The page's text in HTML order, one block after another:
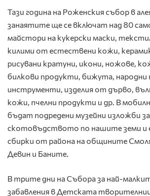
Тази година на Роженския събор в
занаятите ще се включат над 80
майстори на кукерски маски,
килими от естествени кожи,
рисувани кратуни, икони, ножове,
билкови продукти, бижута, народни
инструменти, изделия от дърво,
кожи, пчелни продукти и др. В
бъдат подредени музейни изложби за
скотовъдството по нашите земи и
сбирки от района на общините
Девин и Баните.
В трите дни на Събора за най-
забавления в Детската